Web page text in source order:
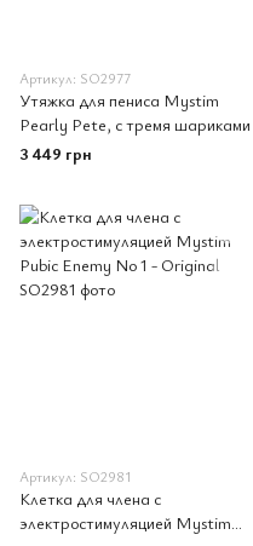
Артикул: SO2977
Утяжка для пениса Mystim
Pearly Pete, с тремя шариками
3 449 грн
Артикул: SO2981
Клетка для члена с
электростимуляцией Mystim